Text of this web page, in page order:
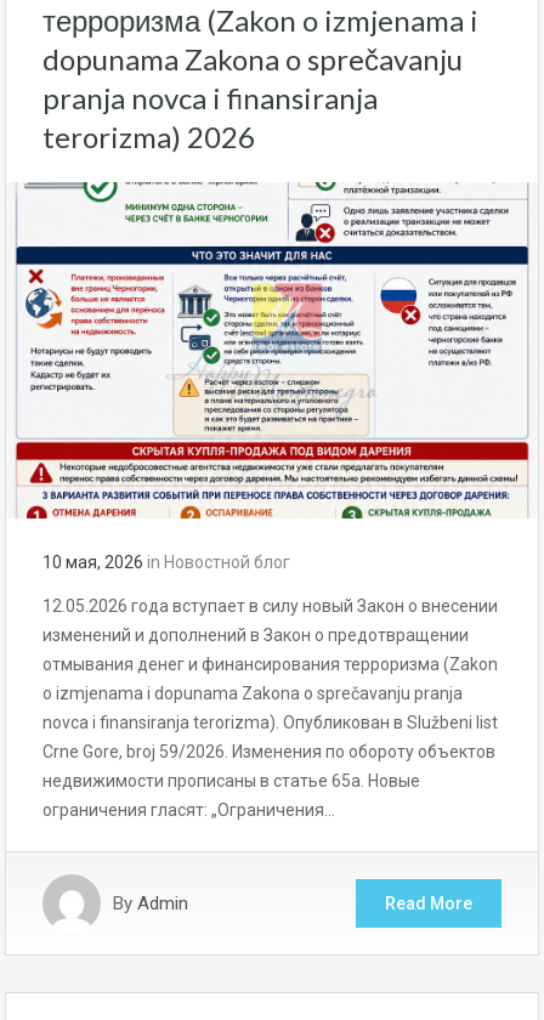
терроризма (Zakon o izmjenama i
dopunama Zakona o sprečavanju
pranja novca i finansiranja
terorizma) 2026
10 мая, 2026 in Новостной блог
12.05.2026 года вступает в силу новый Закон о внесении
изменений и дополнений в Закон о предотвращении
отмывания денег и финансирования терроризма (Zakon
o izmjenama i dopunama Zakona o sprečavanju pranja
novca i finansiranja terorizma). Опубликован в Službeni list
Crne Gore, broj 59/2026. Изменения по обороту объектов
недвижимости прописаны в статье 65а. Новые
ограничения гласят: „Ограничения…
By Admin Read More